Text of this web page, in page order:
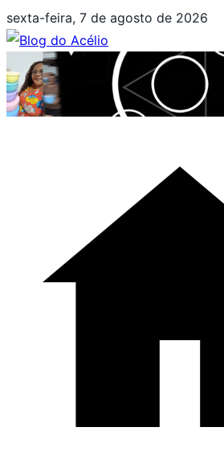
Pular
para
conteúdo
sexta-feira, 7 de agosto de 2026